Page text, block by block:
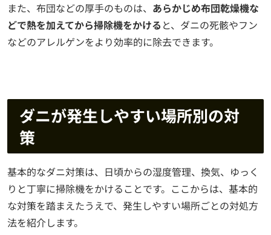
また、布団などの厚手のものは、 あらかじめ布団乾燥機な
どで熱を加えてから掃除機をかける と、ダニの死骸やフン
などのアレルゲンをより効率的に除去できます。
ダニが発生しやすい場所別の対
策
基本的なダニ対策は、日頃からの湿度管理、換気、ゆっく
りと丁寧に掃除機をかけることです。ここからは、基本的
な対策を踏まえたうえで、発生しやすい場所ごとの対処方
法を紹介します。